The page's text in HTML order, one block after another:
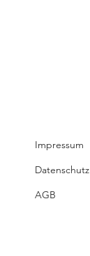
Impressum
Datenschutz
AGB